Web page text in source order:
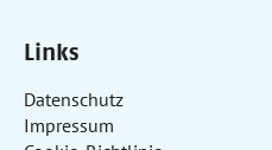
Links
Datenschutz
Impressum